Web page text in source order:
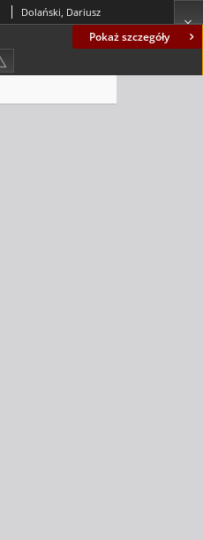
Pokaż szczegóły
Dolański, Dariusz